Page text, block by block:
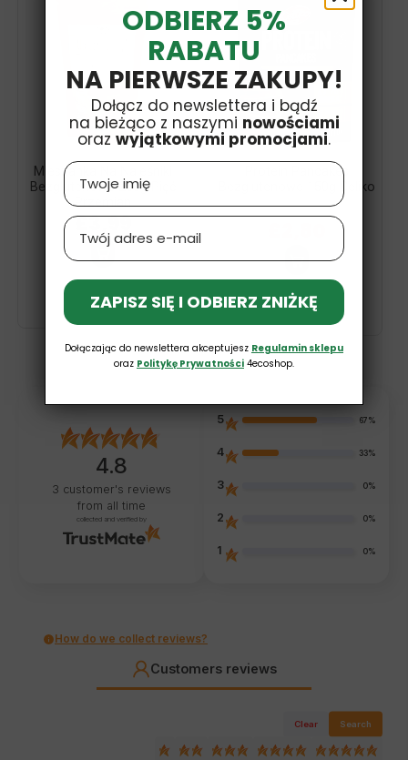
Mieszanka Na Naleśniki
Bezglutenowe 250g Pięć
Przemian
£3,99
Protein Pancakes
Bezglutenowe 150g Celiko
£3,29
4.8
3 customer's reviews
from all time
collected and verified by
5 67%
4 33%
3 0%
2 0%
1 0%
How do we collect reviews?
Customers reviews
Clear Search
ODBIERZ 5%
RABATU
NA PIERWSZE ZAKUPY!
Dołącz do newslettera i bądź
na bieżąco z naszymi nowościami
oraz wyjątkowymi promocjami.
Name
Email
ZAPISZ SIĘ I ODBIERZ ZNIŻKĘ
Dołączając do newslettera akceptujesz Regulamin sklepu
oraz Politykę Prywatności 4ecoshop.